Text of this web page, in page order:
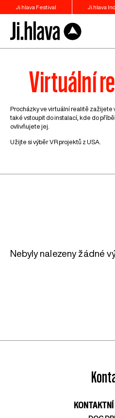
Ji.hlava Festival Ji.hlava
Virtuální
Procházky ve virtuální realitě zažijete
také vstoupit do instalací, kde do
ovlivňujete jej.
Užijte si výběr VR projektů z USA.
Nebyly nalezeny žádné